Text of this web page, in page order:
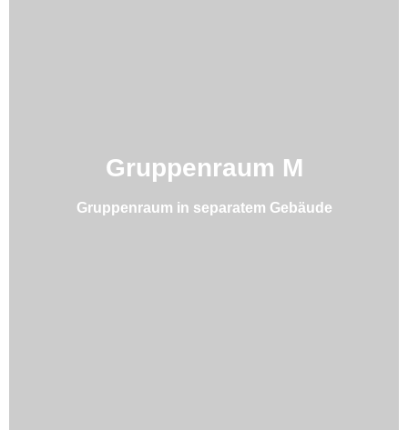
Gruppenraum M
Gruppenraum in separatem Gebäude